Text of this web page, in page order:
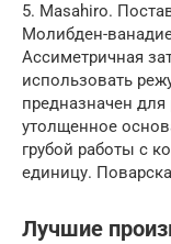
5. Masahiro.
Молибден-
Ассиметричная
использовать
предназначен для
утолщенное
грубой работы с
единицу.
Лучшие